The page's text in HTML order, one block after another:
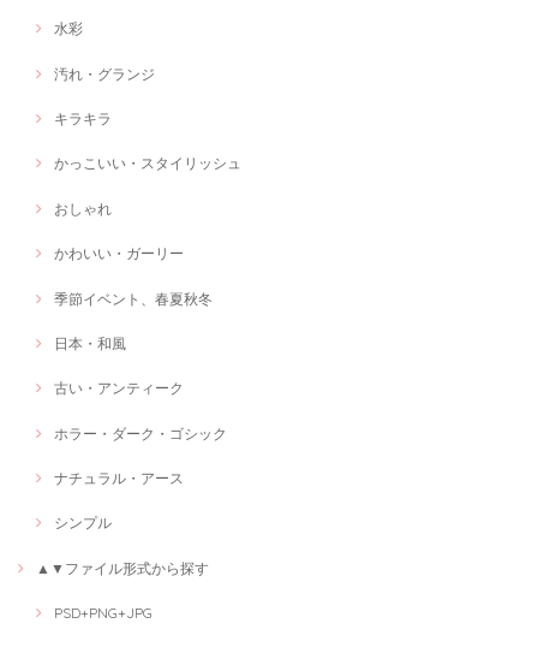
水彩
汚れ・グランジ
キラキラ
かっこいい・スタイリッシュ
おしゃれ
かわいい・ガーリー
季節イベント、春夏秋冬
日本・和風
古い・アンティーク
ホラー・ダーク・ゴシック
ナチュラル・アース
シンプル
▲▼ファイル形式から探す
PSD+PNG+JPG